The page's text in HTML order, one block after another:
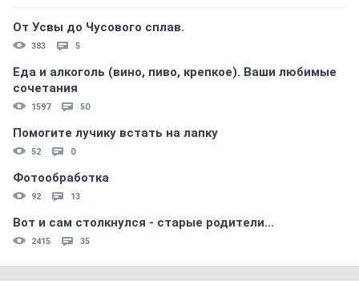
От Усвы до Чусового сплав.
383 5
Еда и алкоголь (вино, пиво, крепкое). Ваши любимые
сочетания
1597 50
Помогите лучику встать на лапку
52 0
Фотообработка
92 13
Вот и сам столкнулся - старые родители...
2415 35